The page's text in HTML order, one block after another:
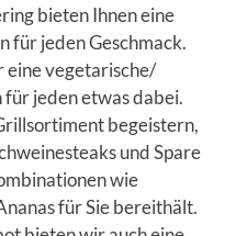
bieten Ihnen eine
für jeden Geschmack.
eine vegetarische/
jeden etwas dabei.
begeistern,
und Spare
wie
für Sie bereithält.